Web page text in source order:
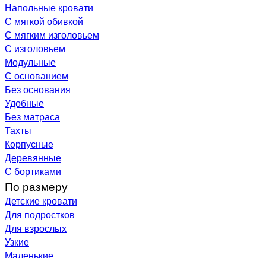
Напольные кровати
С мягкой обивкой
С мягким изголовьем
С изголовьем
Модульные
С основанием
Без основания
Удобные
Без матраса
Тахты
Корпусные
Деревянные
С бортиками
По размеру
Детские кровати
Для подростков
Для взрослых
Узкие